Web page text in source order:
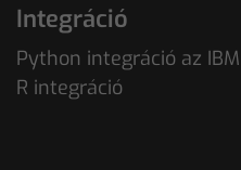
Integráció
Python integráció az
R integráció